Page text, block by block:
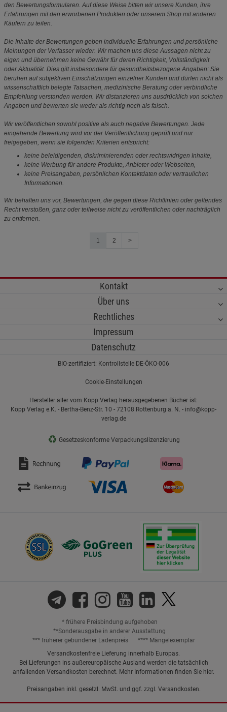
den Bewertungsformularen. Auf diese Weise bitten wir unsere Kunden, ihre
Erfahrungen mit den erworbenen Produkten oder unserem Shop mit anderen
Käufern zu teilen.
Die Inhalte der Bewertungen geben individuelle Erfahrungen und persönliche
Meinungen der Verfasser wieder. Wir machen uns diese Aussagen nicht zu
eigen und übernehmen keine Gewähr für deren Richtigkeit, Vollständigkeit
oder Aktualität. Dies gilt insbesondere für gesundheitsbezogene Angaben: Sie
beruhen auf subjektiven Einschätzungen einzelner Kunden und dürfen nicht als
wissenschaftlich belegte Tatsachen, medizinische Beratung oder verbindliche
Empfehlung verstanden werden. Wir distanzieren uns ausdrücklich von solchen
Angaben und bewerten sie weder als richtig noch als falsch.
Wir veröffentlichen sowohl positive als auch negative Bewertungen. Jede
eingehende Bewertung wird vor der Veröffentlichung geprüft und nur
freigegeben, wenn sie folgenden Kriterien entspricht:
keine beleidigenden, diskriminierenden oder rechtswidrigen Inhalte,
keine Werbung für andere Produkte, Anbieter oder Webseiten,
keine Preisangaben, persönlichen Kontaktdaten oder vertraulichen
Informationen.
Wir behalten uns vor, Bewertungen, die gegen diese Richtlinien oder geltendes
Recht verstoßen, ganz oder teilweise nicht zu veröffentlichen oder nachträglich
zu entfernen.
1 2 >
Kontakt
Über uns
Rechtliches
Impressum
Datenschutz
BIO-zertifiziert: Kontrollstelle DE-ÖKO-006
Cookie-Einstellungen
Hersteller aller vom Kopp Verlag herausgegebenen Bücher ist:
Kopp Verlag e.K. - Bertha-Benz-Str. 10 - 72108 Rottenburg a. N. - info@kopp-
verlag.de
♻ Gesetzeskonforme Verpackungslizenzierung
* frühere Preisbindung aufgehoben
**Sonderausgabe in anderer Ausstattung
*** früherer gebundener Ladenpreis
**** Mängelexemplar
Versandkostenfreie Lieferung innerhalb Europas.
Bei Lieferungen ins außereuropäische Ausland werden die tatsächlich
anfallenden Versandkosten berechnet. Mehr Informationen finden Sie hier.
Preisangaben inkl. gesetzl. MwSt. und ggf. zzgl. Versandkosten.